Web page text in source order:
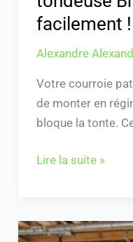
facilement !
Alexandre
Votre courroie
de monter en
bloque la tonte.
Lire la suite »
Institut